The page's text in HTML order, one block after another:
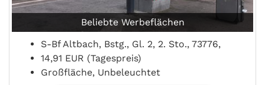
Beliebte Werbeflächen
S-Bf Altbach, Bstg., Gl. 2, 2. Sto., 73776,
14,91 EUR (Tagespreis)
Großfläche, Unbeleuchtet